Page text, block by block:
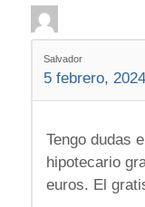
Salvador
5 febrero, 2024
Tengo dudas
hipotecario
euros. El